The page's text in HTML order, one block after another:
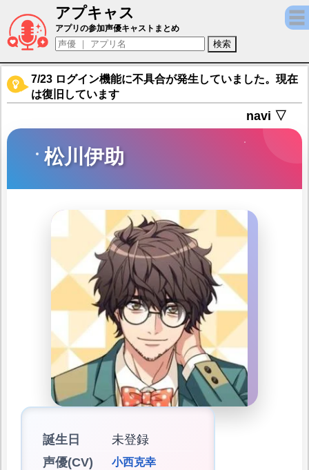
アプキャス
松川伊助（声優：小西克幸)【A3!】キャラ紹
アプリの参加声優キャストまとめ
7/23 ログイン機能に不具合が発生していました。現在
は復旧しています
navi ▽
松川伊助
誕生日
未登録
声優(CV)
小西克幸